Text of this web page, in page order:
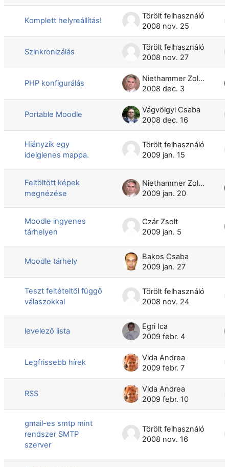
Komplett helyreállítás!
Törölt felhasználó
2008 nov. 25
Szinkronizálás
Törölt felhasználó
2008 nov. 27
PHP konfigurálás
Niethammer Zoltán
2008 dec. 3
Portable Moodle
Vágvölgyi Csaba
2008 dec. 16
Hiányzik egy
ideiglenes mappa.
Törölt felhasználó
2009 jan. 15
Feltöltött képek
megnézése
Niethammer Zoltán
2009 jan. 20
Moodle ingyenes
tárhelyen
Czár Zsolt
2009 jan. 5
Moodle tárhely
Bakos Csaba
2009 jan. 27
Teszt feltételtől függő
válaszokkal
Törölt felhasználó
2008 nov. 24
levelező lista
Egri Ica
2009 febr. 4
Legfrissebb hírek
Vida Andrea
2009 febr. 7
RSS
Vida Andrea
2009 febr. 10
gmail-es smtp mint
rendszer SMTP
szerver
Törölt felhasználó
2008 nov. 16